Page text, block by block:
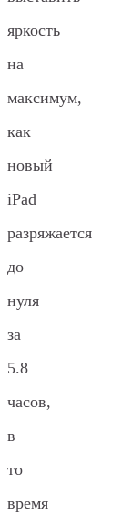
яркость
на
максимум,
как
новый
iPad
разряжается
до
нуля
за
5.8
часов,
в
то
время